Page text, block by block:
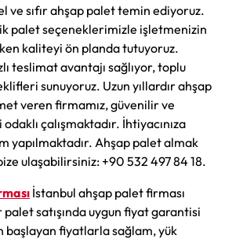
ve sıfır ahşap palet temin ediyoruz.
palet seçeneklerimizle işletmenizin
kaliteyi ön planda tutuyoruz.
teslimat avantajı sağlıyor, toplu
sunuyoruz. Uzun yıllardır ahşap
veren firmamız, güvenilir ve
çalışmaktadır. İhtiyacınıza
yapılmaktadır. Ahşap palet almak
ulaşabilirsiniz: +90 532 497 84 18.
İstanbul ahşap palet firması
palet satışında uygun fiyat garantisi
başlayan fiyatlarla sağlam, yük